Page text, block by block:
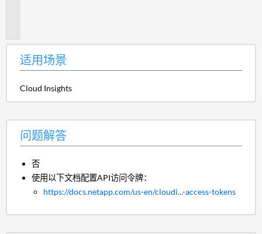
适用场景
Cloud Insights
问题解答
否
使用以下文档配置API访问令牌：
https://docs.netapp.com/us-en/cloudi...-access-tokens